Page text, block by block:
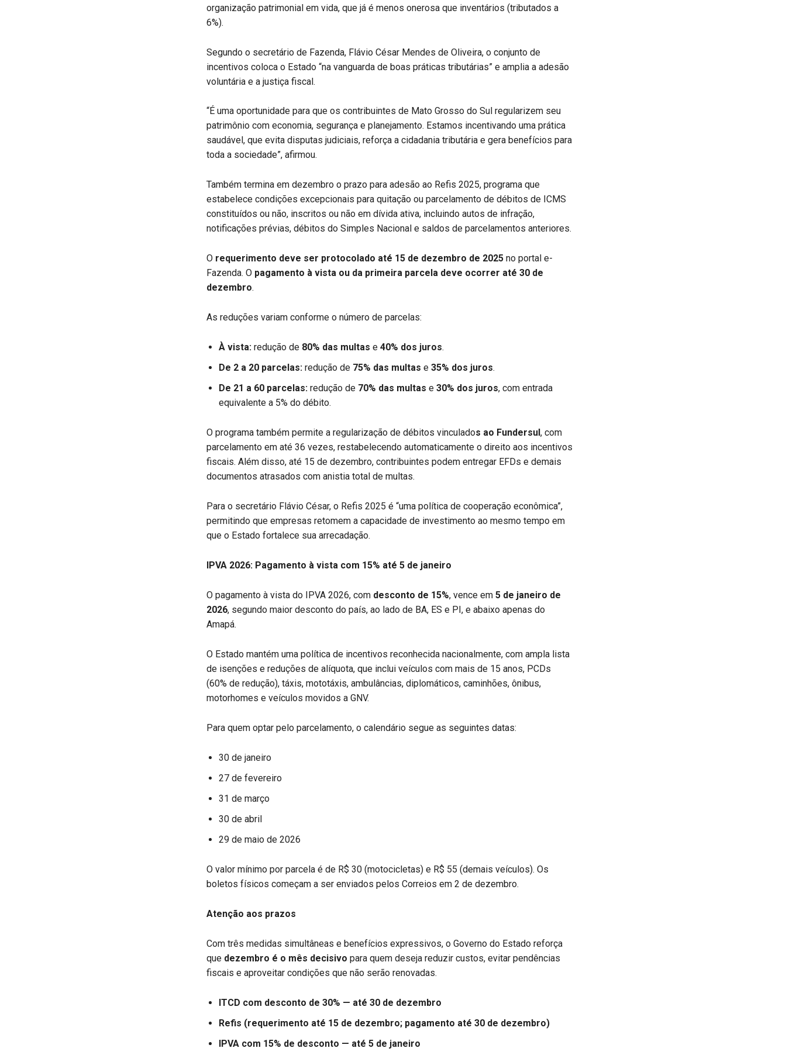
organização patrimonial em vida, que já é menos onerosa que inventários (tributados a
6%).
Segundo o secretário de Fazenda, Flávio César Mendes de Oliveira, o conjunto de
incentivos coloca o Estado “na vanguarda de boas práticas tributárias” e amplia a adesão
voluntária e a justiça fiscal.
“É uma oportunidade para que os contribuintes de Mato Grosso do Sul regularizem seu
patrimônio com economia, segurança e planejamento. Estamos incentivando uma prática
saudável, que evita disputas judiciais, reforça a cidadania tributária e gera benefícios para
toda a sociedade”, afirmou.
Também termina em dezembro o prazo para adesão ao Refis 2025, programa que
estabelece condições excepcionais para quitação ou parcelamento de débitos de ICMS
constituídos ou não, inscritos ou não em dívida ativa, incluindo autos de infração,
notificações prévias, débitos do Simples Nacional e saldos de parcelamentos anteriores.
O requerimento deve ser protocolado até 15 de dezembro de 2025no portal e-
Fazenda. O pagamento à vista ou da primeira parcela deve ocorrer até 30 de
dezembro.
As reduções variam conforme o número de parcelas:
À vista:redução de 80% das multas e 40% dos juros.
De 2 a 20 parcelas:redução de 75% das multas e 35% dos juros.
De 21 a 60 parcelas:redução de 70% das multas e 30% dos juros, com entrada
equivalente a 5% do débito.
O programa também permite a regularização de débitos vinculados ao Fundersul , com
parcelamento em até 36 vezes, restabelecendo automaticamente o direito aos incentivos
fiscais. Além disso, até 15 de dezembro, contribuintes podem entregar EFDs e demais
documentos atrasados com anistia total de multas.
Para o secretário Flávio César, o Refis 2025 é “uma política de cooperação econômica”,
permitindo que empresas retomem a capacidade de investimento ao mesmo tempo em
que o Estado fortalece sua arrecadação.
IPVA 2026: Pagamento à vista com 15% até 5 de janeiro
O pagamento à vista do IPVA 2026, com desconto de 15%, vence em 5 de janeiro de
2026, segundo maior desconto do país, ao lado de BA, ES e PI, e abaixo apenas do
Amapá.
O Estado mantém uma política de incentivos reconhecida nacionalmente, com ampla lista
de isenções e reduções de alíquota, que inclui veículos com mais de 15 anos, PCDs
(60% de redução), táxis, mototáxis, ambulâncias, diplomáticos, caminhões, ônibus,
motorhomes e veículos movidos a GNV.
Para quem optar pelo parcelamento, o calendário segue as seguintes datas:
30 de janeiro
27 de fevereiro
31 de março
30 de abril
29 de maio de 2026
O valor mínimo por parcela é de R$ 30 (motocicletas) e R$ 55 (demais veículos). Os
boletos físicos começam a ser enviados pelos Correios em 2 de dezembro.
Atenção aos prazos
Com três medidas simultâneas e benefícios expressivos, o Governo do Estado reforça
que dezembro é o mês decisivo para quem deseja reduzir custos, evitar pendências
fiscais e aproveitar condições que não serão renovadas.
ITCD com desconto de 30% — até 30 de dezembro
Refis (requerimento até 15 de dezembro; pagamento até 30 de dezembro)
IPVA com 15% de desconto — até 5 de janeiro